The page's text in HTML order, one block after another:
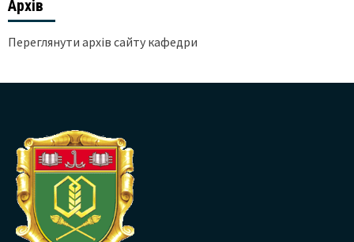
Архів
Переглянути архів сайту кафедри